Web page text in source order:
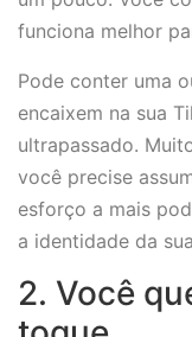
funciona melhor
Pode conter uma
encaixem na sua
ultrapassado.
você precise
esforço a mais
a identidade da
2. Você